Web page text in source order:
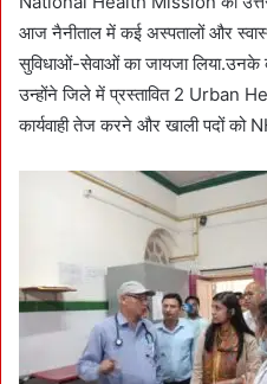
आज नैनीताल में कई अस्पतालों और
सुविधाओं-सेवाओं का जायजा
उन्होंने जिले में प्रस्तावित 2 Urban
कार्यवाही तेज करने और खाली पदों को